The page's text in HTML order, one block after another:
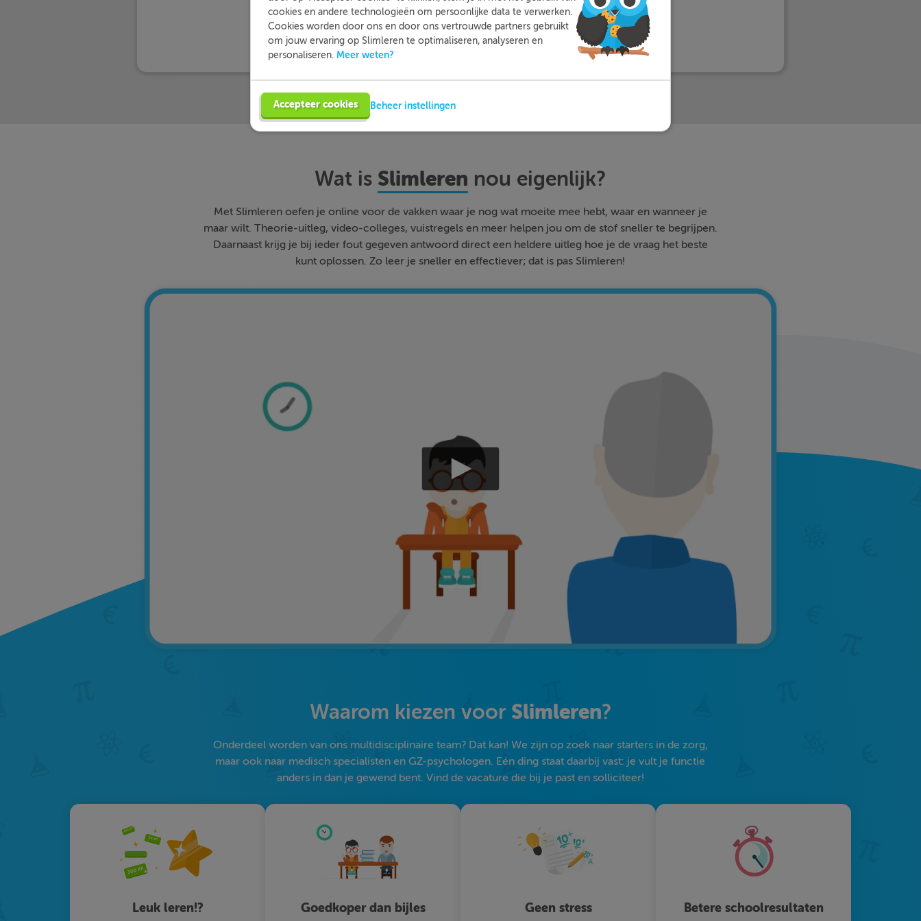
Meer informatie Probeer nu 1 week gratis
Wat is Slimleren nou eigenlijk?
Met Slimleren oefen je online voor de vakken waar je nog wat moeite mee hebt, waar en wanneer je
maar wilt. Theorie-uitleg, video-colleges, vuistregels en meer helpen jou om de stof sneller te begrijpen.
Daarnaast krijg je bij ieder fout gegeven antwoord direct een heldere uitleg hoe je de vraag het beste
kunt oplossen. Zo leer je sneller en effectiever; dat is pas Slimleren!
Waarom kiezen voor Slimleren?
Onderdeel worden van ons multidisciplinaire team? Dat kan! We zijn op zoek naar starters in de zorg,
maar ook naar medisch specialisten en GZ-psychologen. Eén ding staat daarbij vast: je vult je functie
anders in dan je gewend bent. Vind de vacature die bij je past en solliciteer!
Leuk leren!? Goedkoper dan bijles Geen stress Betere schoolresultaten
cookies en andere technologieën om persoonlijke data te verwerken.
Cookies worden door ons en door ons vertrouwde partners gebruikt
om jouw ervaring op Slimleren te optimaliseren, analyseren en
personaliseren. Meer weten?
Accepteer cookies Beheer instellingen